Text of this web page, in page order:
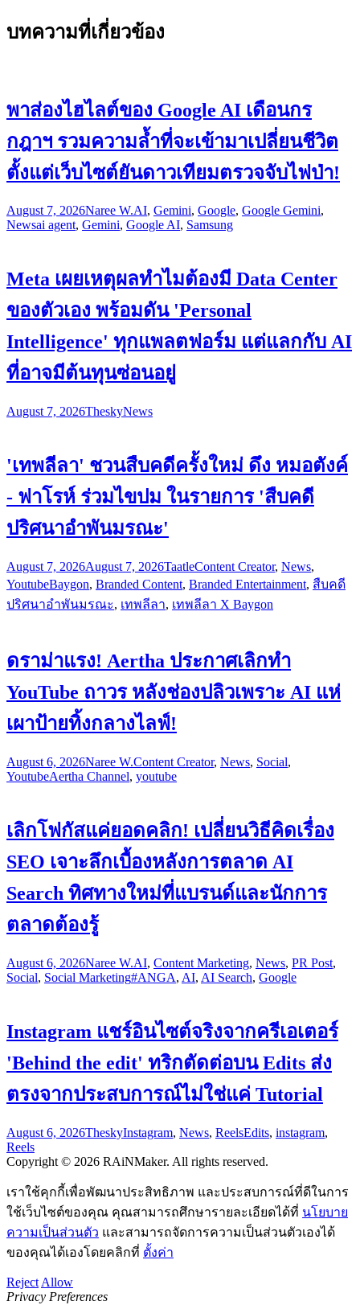
บทความที่เกี่ยวข้อง
พาส่องไฮไลต์ของ Google AI เดือนกร
กฎาฯ รวมความล้ำที่จะเข้ามาเปลี่ยนชีวิต
ตั้งแต่เว็บไซต์ยันดาวเทียมตรวจจับไฟป่า!
August 7, 2026Naree W.AI, Gemini, Google, Google Gemini,
Newsai agent, Gemini, Google AI, Samsung
Meta เผยเหตุผลทำไมต้องมี Data Center
ของตัวเอง พร้อมดัน 'Personal
Intelligence' ทุกแพลตฟอร์ม แต่แลกกับ AI
ที่อาจมีต้นทุนซ่อนอยู่
August 7, 2026TheskyNews
'เทพลีลา' ชวนสืบคดีครั้งใหม่ ดึง หมอตังค์
- ฟาโรห์ ร่วมไขปม ในรายการ 'สืบคดี
ปริศนาอำพันมรณะ'
August 7, 2026August 7, 2026TaatleContent Creator, News,
YoutubeBaygon, Branded Content, Branded Entertainment, สืบคดี
ปริศนาอำพันมรณะ, เทพลีลา, เทพลีลา X Baygon
ดราม่าแรง! Aertha ประกาศเลิกทำ
YouTube ถาวร หลังช่องปลิวเพราะ AI แห่
เผาป้ายทิ้งกลางไลฟ์!
August 6, 2026Naree W.Content Creator, News, Social,
YoutubeAertha Channel, youtube
เลิกโฟกัสแค่ยอดคลิก! เปลี่ยนวิธีคิดเรื่อง
SEO เจาะลึกเบื้องหลังการตลาด AI
Search ทิศทางใหม่ที่แบรนด์และนักการ
ตลาดต้องรู้
August 6, 2026Naree W.AI, Content Marketing, News, PR Post,
Social, Social Marketing#ANGA, AI, AI Search, Google
Instagram แชร์อินไซต์จริงจากครีเอเตอร์
'Behind the edit' ทริกตัดต่อบน Edits ส่ง
ตรงจากประสบการณ์ไม่ใช่แค่ Tutorial
August 6, 2026TheskyInstagram, News, ReelsEdits, instagram,
Reels
Copyright © 2026 RAiNMaker. All rights reserved.
เราใช้คุกกี้เพื่อพัฒนาประสิทธิภาพ และประสบการณ์ที่ดีในการ
ใช้เว็บไซต์ของคุณ คุณสามารถศึกษารายละเอียดได้ที่ นโยบาย
ความเป็นส่วนตัว และสามารถจัดการความเป็นส่วนตัวเองได้
ของคุณได้เองโดยคลิกที่ ตั้งค่า
Reject Allow
Privacy Preferences